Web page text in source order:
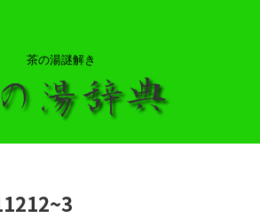
茶の湯謎解き